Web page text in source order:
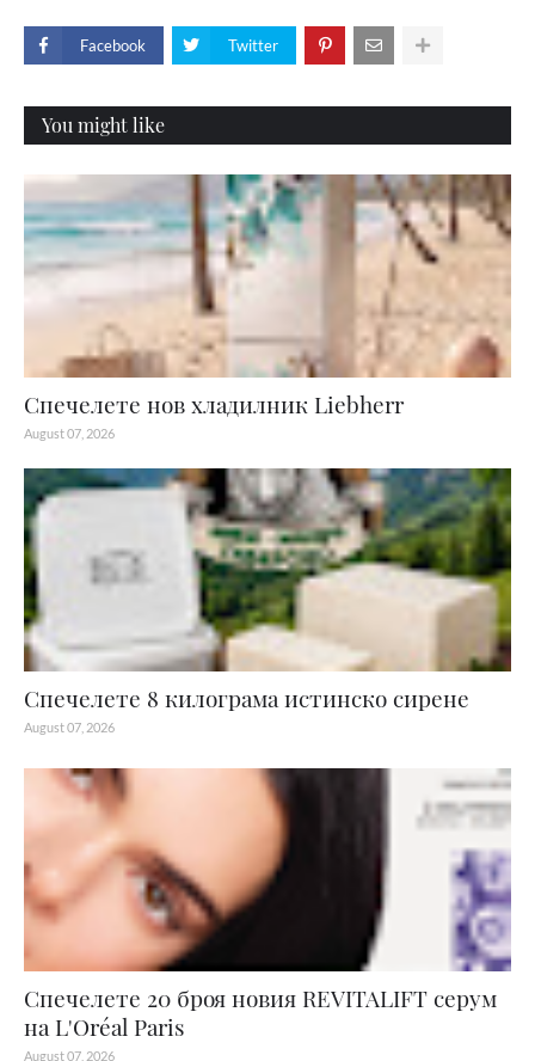
Facebook Twitter
You might like
Спечелете нов хладилник Liebherr
August 07, 2026
Спечелете 8 килограма истинско сирене
August 07, 2026
Спечелете 20 броя новия REVITALIFT серум
на L'Oréal Paris
August 07, 2026